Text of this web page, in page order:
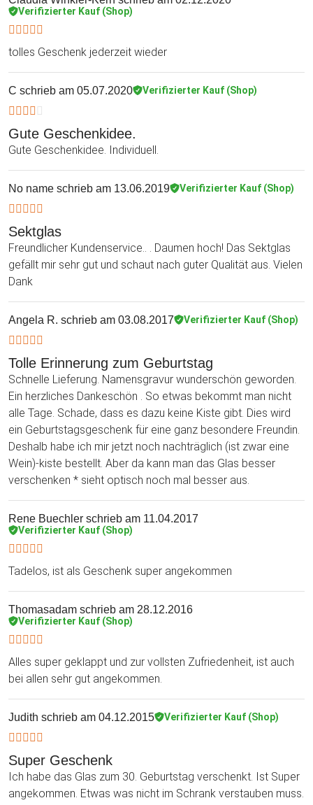
Verifizierter Kauf (Shop)
tolles Geschenk jederzeit wieder
C schrieb am 05.07.2020 Verifizierter Kauf (Shop)
Gute Geschenkidee.
Gute Geschenkidee. Individuell.
No name schrieb am 13.06.2019 Verifizierter Kauf (Shop)
Sektglas
Freundlicher Kundenservice.. . Daumen hoch! Das Sektglas
gefällt mir sehr gut und schaut nach guter Qualität aus. Vielen
Dank
Angela R. schrieb am 03.08.2017 Verifizierter Kauf (Shop)
Tolle Erinnerung zum Geburtstag
Schnelle Lieferung. Namensgravur wunderschön geworden.
Ein herzliches Dankeschön . So etwas bekommt man nicht
alle Tage. Schade, dass es dazu keine Kiste gibt. Dies wird
ein Geburtstagsgeschenk für eine ganz besondere Freundin.
Deshalb habe ich mir jetzt noch nachträglich (ist zwar eine
Wein)-kiste bestellt. Aber da kann man das Glas besser
verschenken * sieht optisch noch mal besser aus.
Rene Buechler schrieb am 11.04.2017
Verifizierter Kauf (Shop)
Tadelos, ist als Geschenk super angekommen
Thomasadam schrieb am 28.12.2016
Verifizierter Kauf (Shop)
Alles super geklappt und zur vollsten Zufriedenheit, ist auch
bei allen sehr gut angekommen.
Judith schrieb am 04.12.2015 Verifizierter Kauf (Shop)
Super Geschenk
Ich habe das Glas zum 30. Geburtstag verschenkt. Ist Super
angekommen. Etwas was nicht im Schrank verstauben muss.